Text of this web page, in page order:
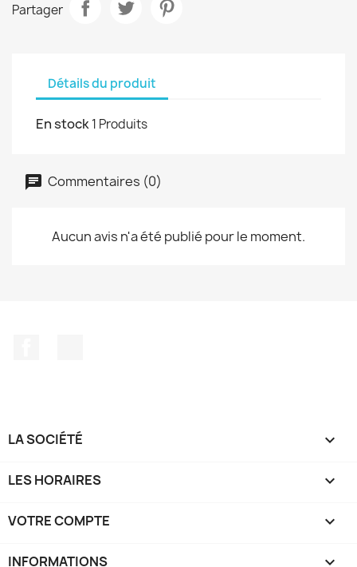
Partager
Détails du produit
En stock1 Produits
Commentaires (0)
Aucun avis n'a été publié pour le moment.
LA SOCIÉTÉ 
LES HORAIRES 
VOTRE COMPTE 
INFORMATIONS keyboard_arrow_down